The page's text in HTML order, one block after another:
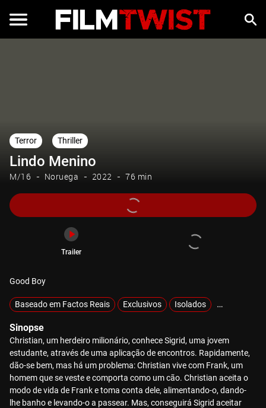
Terror Thriller
Lindo Menino
M/16 Noruega 2022 76 min
Trailer
Good Boy
Baseado em Factos Reais Exclusivos Isolados MOTELX
Sinopse
Christian, um herdeiro milionário, conhece Sigrid, uma jovem
estudante, através de uma aplicação de encontros. Rapidamente,
dão-se bem, mas há um problema: Christian vive com Frank, um
homem que se veste e comporta como um cão. Christian aceita o
modo de vida de Frank e toma conta dele, alimentando-o, dando-
lhe banho e levando-o a passear. Mas, conseguirá Sigrid aceitar